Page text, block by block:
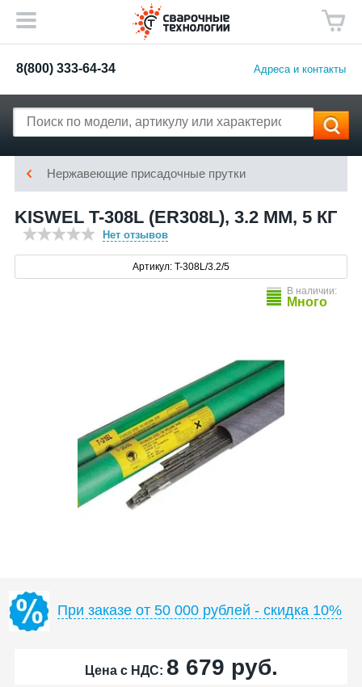
8(800) 333-64-34 Адреса и контакты
Нержавеющие присадочные прутки
KISWEL T-308L (ER308L), 3.2 ММ, 5 КГ
Нет отзывов
Артикул: T-308L/3.2/5
В наличии:
Много
При заказе от 50 000 рублей - скидка 10%
Цена с НДС: 8 679 руб.